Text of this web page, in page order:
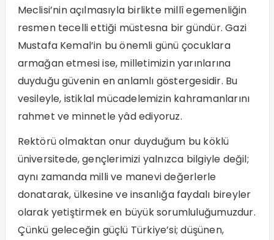
Meclisi’nin açılmasıyla birlikte millî egemenliğin
resmen tecelli ettiği müstesna bir gündür. Gazi
Mustafa Kemal’in bu önemli günü çocuklara
armağan etmesi ise, milletimizin yarınlarına
duyduğu güvenin en anlamlı göstergesidir. Bu
vesileyle, istiklal mücadelemizin kahramanlarını
rahmet ve minnetle yâd ediyoruz.
Rektörü olmaktan onur duyduğum bu köklü
üniversitede, gençlerimizi yalnızca bilgiyle değil;
aynı zamanda milli ve manevi değerlerle
donatarak, ülkesine ve insanlığa faydalı bireyler
olarak yetiştirmek en büyük sorumluluğumuzdur.
Çünkü geleceğin güçlü Türkiye’si; düşünen,